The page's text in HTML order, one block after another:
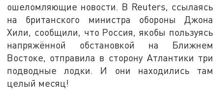
ошеломляющие новости. В Reuters, ссылаясь
на британского министра обороны Джона
Хили, сообщили, что Россия, якобы пользуясь
напряжённой обстановкой на Ближнем
Востоке, отправила в сторону Атлантики три
подводные лодки. И они находились там
целый месяц!